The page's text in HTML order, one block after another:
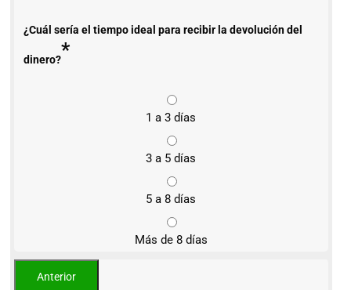
¿Cuál sería el tiempo ideal para recibir la devolución del
dinero?*
1 a 3 días
3 a 5 días
5 a 8 días
Más de 8 días